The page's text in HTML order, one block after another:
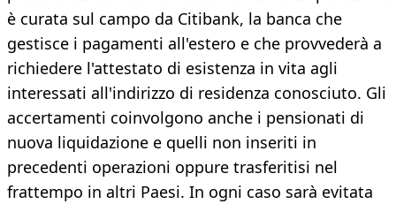
è curata sul campo da Citibank, la banca che
gestisce i pagamenti all'estero e che provvederà a
richiedere l'attestato di esistenza in vita agli
interessati all'indirizzo di residenza conosciuto. Gli
accertamenti coinvolgono anche i pensionati di
nuova liquidazione e quelli non inseriti in
precedenti operazioni oppure trasferitisi nel
frattempo in altri Paesi. In ogni caso sarà evitata